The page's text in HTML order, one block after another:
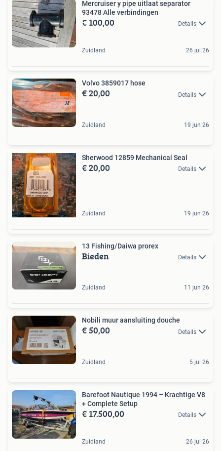
Mercruiser y pipe uitlaat separator
93478 Alle verbindingen
€ 100,00 Details
Zuidland 26 jul 26
Volvo 3859017 hose
€ 20,00 Details
Zuidland 19 jun 26
Sherwood 12859 Mechanical Seal
€ 20,00 Details
Zuidland 19 jun 26
13 Fishing/Daiwa prorex
Bieden Details
Zuidland 11 jun 26
Nobili muur aansluiting douche
€ 50,00 Details
Zuidland 5 jul 26
Barefoot Nautique 1994 – Krachtige V8
+ Complete Setup
€ 17.500,00 Details
Zuidland 26 jul 26